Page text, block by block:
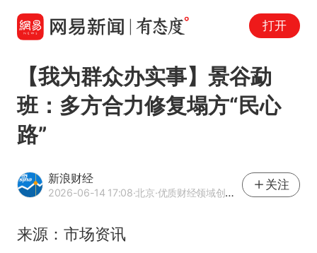
打开
【我为群众办实事】景谷勐
班：多方合力修复塌方“民心
路”
新浪财经
2026-06-14 17:08·北京·优质财经领域创作者
关注
来源：市场资讯